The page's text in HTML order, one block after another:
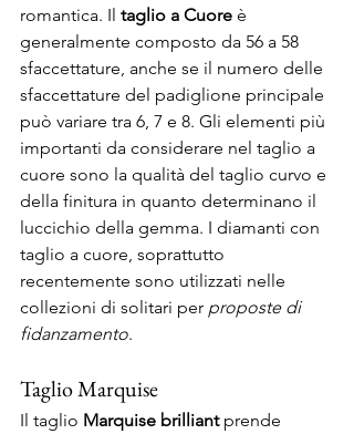
romantica. Il taglio a Cuore è
generalmente composto da 56 a 58
sfaccettature, anche se il numero delle
sfaccettature del padiglione principale
può variare tra 6, 7 e 8. Gli elementi più
importanti da considerare nel taglio a
cuore sono la qualità del taglio curvo e
della finitura in quanto determinano il
luccichio della gemma. I diamanti con
taglio a cuore, soprattutto
recentemente sono utilizzati nelle
collezioni di solitari per proposte di
fidanzamento.
Taglio Marquise
Il taglio Marquise brilliant prende